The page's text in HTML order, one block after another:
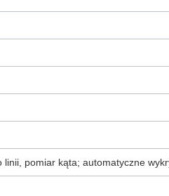
linii, pomiar kąta; automatyczne